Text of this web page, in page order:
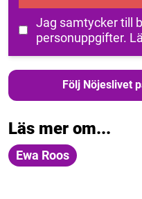
Jag samtycker till
personuppgifter.
Följ Nöjeslivet
Läs mer om...
Ewa Roos